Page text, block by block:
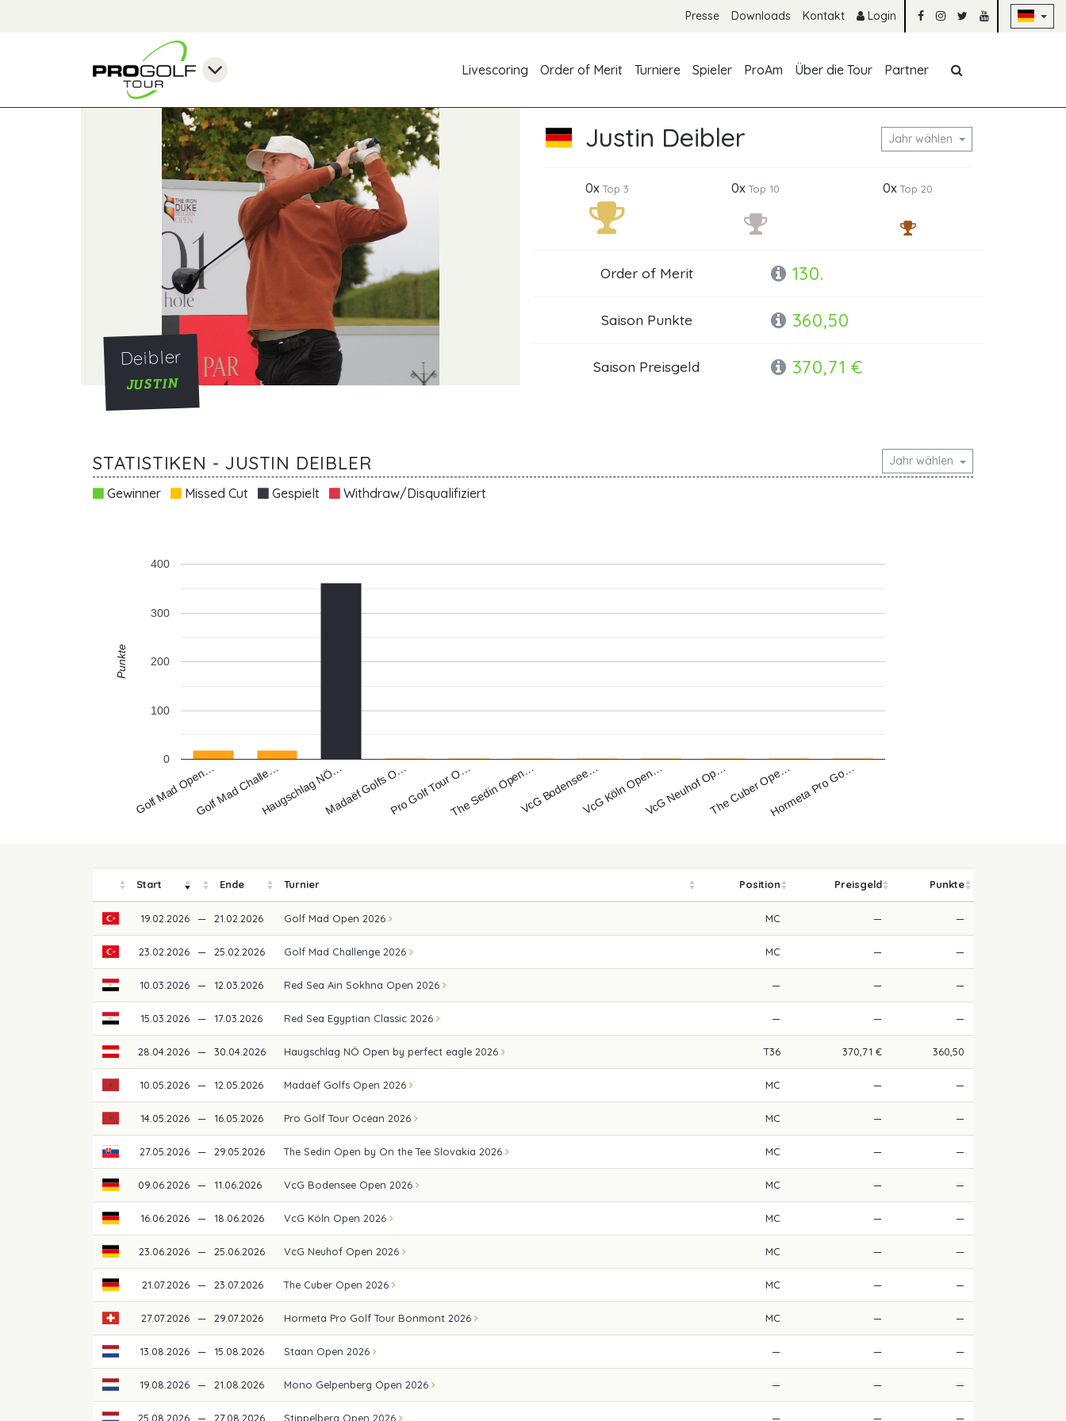
Presse Downloads Kontakt Login
Livescoring
Order of Merit Turniere Spieler ProAm Über die Tour Partner
Deibler
JUSTIN
Justin Deibler Jahr wählen
0xTop 3 0xTop 10 0xTop 20
Order of Merit 130.
Saison Punkte 360,50
Saison Preisgeld 370,71 €
STATISTIKEN - JUSTIN DEIBLER Jahr wählen
Gewinner Missed Cut Gespielt Withdraw/Disqualifiziert
Golf Mad Open…Golf Mad Challe…Haugschlag NÖ…Madaëf Golfs O…Pro Golf Tour O…The Sedin Open…VcG Bodensee…VcG Köln Open…VcG Neuhof Op…The Cuber Ope…Hormeta Pro Go…
0
100
200
300
400
Punkte
Start Ende Turnier Position Preisgeld Punkte
19.02.2026 — 21.02.2026 Golf Mad Open 2026 MC — —
23.02.2026 — 25.02.2026 Golf Mad Challenge 2026 MC — —
10.03.2026 — 12.03.2026 Red Sea Ain Sokhna Open 2026 — — —
15.03.2026 — 17.03.2026 Red Sea Egyptian Classic 2026 — — —
28.04.2026 — 30.04.2026 Haugschlag NÖ Open by perfect eagle 2026 T36 370,71 € 360,50
10.05.2026 — 12.05.2026 Madaëf Golfs Open 2026 MC — —
14.05.2026 — 16.05.2026 Pro Golf Tour Océan 2026 MC — —
27.05.2026 — 29.05.2026 The Sedin Open by On the Tee Slovakia 2026 MC — —
09.06.2026 — 11.06.2026 VcG Bodensee Open 2026 MC — —
16.06.2026 — 18.06.2026 VcG Köln Open 2026 MC — —
23.06.2026 — 25.06.2026 VcG Neuhof Open 2026 MC — —
21.07.2026 — 23.07.2026 The Cuber Open 2026 MC — —
27.07.2026 — 29.07.2026 Hormeta Pro Golf Tour Bonmont 2026 MC — —
13.08.2026 — 15.08.2026 Staan Open 2026 — — —
19.08.2026 — 21.08.2026 Mono Gelpenberg Open 2026 — — —
25.08.2026 — 27.08.2026 Stippelberg Open 2026 — — —